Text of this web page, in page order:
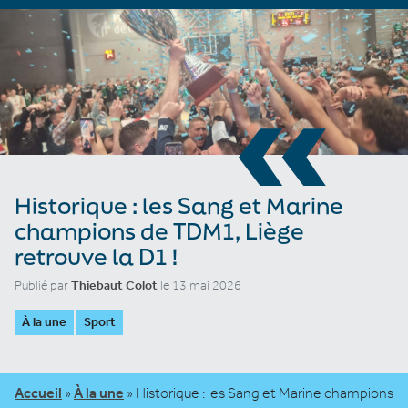
«
Historique : les Sang et Marine
champions de TDM1, Liège
retrouve la D1 !
Publié parThiebaut Colot le 13 mai 2026
À la une Sport
Accueil » À la une » Historique : les Sang et Marine champions